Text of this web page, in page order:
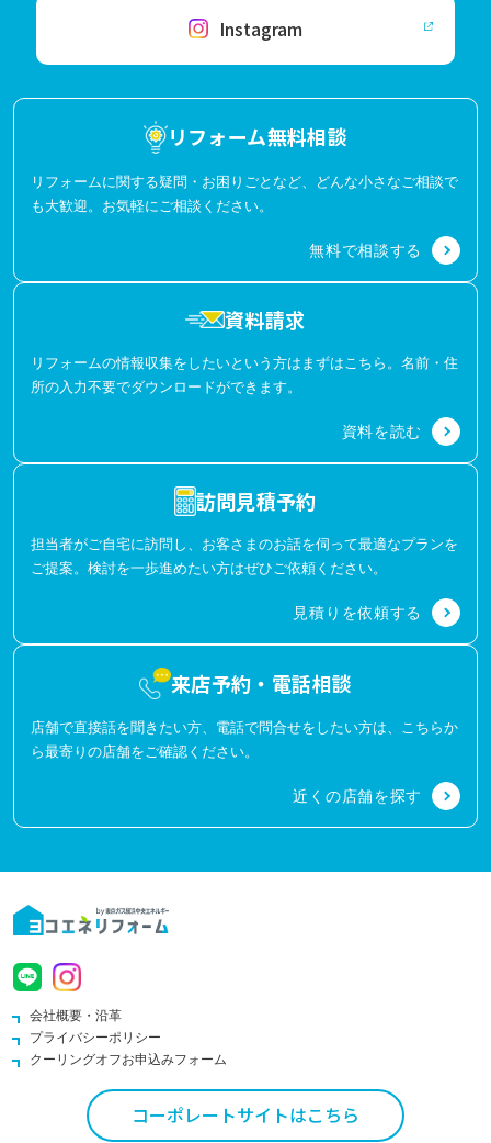
Instagram
リフォーム無料相談
リフォームに関する疑問・お困りごとなど、どんな小さなご相談で
も大歓迎。お気軽にご相談ください。
無料で相談する
資料請求
リフォームの情報収集をしたいという方はまずはこちら。名前・住
所の入力不要でダウンロードができます。
資料を読む
訪問見積予約
担当者がご自宅に訪問し、お客さまのお話を伺って最適なプランを
ご提案。検討を一歩進めたい方はぜひご依頼ください。
見積りを依頼する
来店予約・電話相談
店舗で直接話を聞きたい方、電話で問合せをしたい方は、こちらか
ら最寄りの店舗をご確認ください。
近くの店舗を探す
会社概要・沿革
プライバシーポリシー
クーリングオフお申込みフォーム
コーポレートサイトはこちら